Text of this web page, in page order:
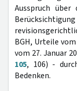
Ausspruch
BGH, Urteile
vom 27. Januar
105, 106) -
Bedenken.